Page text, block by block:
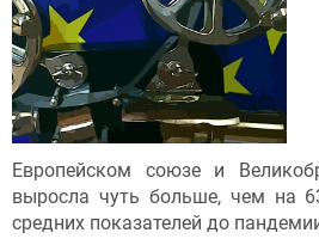
Европейском союзе и
выросла чуть больше, чем на
средних показателей до